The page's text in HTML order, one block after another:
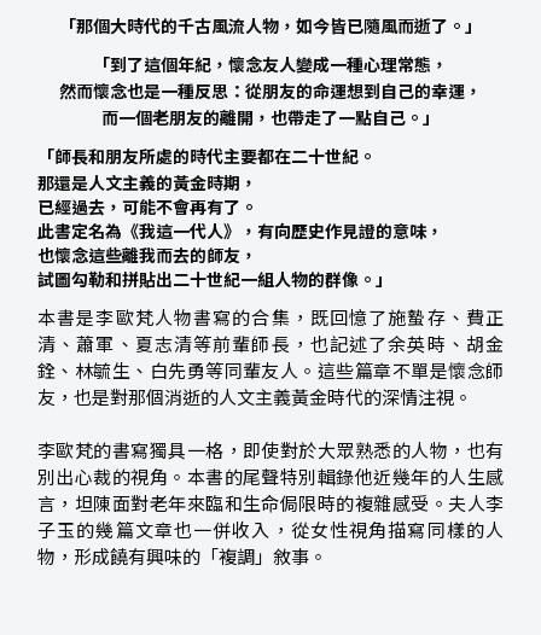
「那個大時代的千古風流人物，如今皆已隨風而逝了。」
「到了這個年紀，懷念友人變成一種心理常態，
然而懷念也是一種反思：從朋友的命運想到自己的幸運，
而一個老朋友的離開，也帶走了一點自己。」
「師長和朋友所處的時代主要都在二十世紀。
那還是人文主義的黃金時期，
已經過去，可能不會再有了。
此書定名為《我這一代人》，有向歷史作見證的意味，
也懷念這些離我而去的師友，
試圖勾勒和拼貼出二十世紀一組人物的群像。」
本書是李歐梵人物書寫的合集，既回憶了施蟄存、費正
清、蕭軍、夏志清等前輩師長，也記述了余英時、胡金
銓、林毓生、白先勇等同輩友人。這些篇章不單是懷念師
友，也是對那個消逝的人文主義黃金時代的深情注視。
李歐梵的書寫獨具一格，即使對於大眾熟悉的人物，也有
別出心裁的視角。本書的尾聲特別輯錄他近幾年的人生感
言，坦陳面對老年來臨和生命侷限時的複雜感受。夫人李
子玉的幾篇文章也一併收入，從女性視角描寫同樣的人
物，形成饒有興味的「複調」敘事。